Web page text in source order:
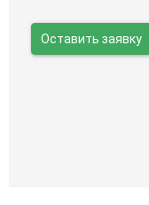
Оставить заявку